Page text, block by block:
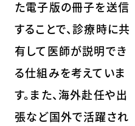
た電子版の冊子を送信
することで、診療時に共
有して医師が説明でき
る仕組みを考えていま
す。また、海外赴任や出
張など国外で活躍され